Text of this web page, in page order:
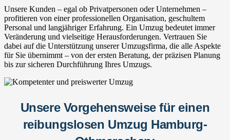
Unsere Kunden – egal ob Privatpersonen oder Unternehmen –
profitieren von einer professionellen Organisation, geschultem
Personal und langjähriger Erfahrung. Ein Umzug bedeutet immer
Veränderung und vielseitige Herausforderungen. Vertrauen Sie
dabei auf die Unterstützung unserer Umzugsfirma, die alle Aspekte
für Sie übernimmt – von der ersten Beratung, der präzisen Planung
bis zur sicheren Durchführung Ihres Umzugs.
Unsere Vorgehensweise für einen
reibungslosen Umzug Hamburg-